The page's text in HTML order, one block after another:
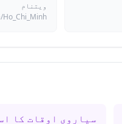
ویتنام
Ho_Chi_Minh
سیاروی اوقات کا